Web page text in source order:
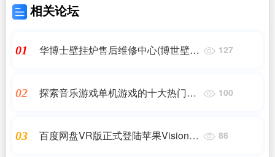
相关论坛
01
华博士壁挂炉售后维修中心(博世壁挂
127
02
探索音乐游戏单机游戏的十大热门选
100
03
百度网盘VR版正式登陆苹果Vision
86